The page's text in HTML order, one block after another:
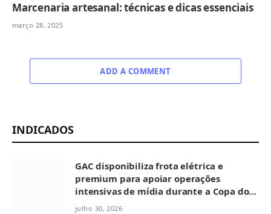
Marcenaria artesanal: técnicas e dicas essenciais
março 28, 2025
ADD A COMMENT
INDICADOS
GAC disponibiliza frota elétrica e
premium para apoiar operações
intensivas de mídia durante a Copa do
Mundo no México
julho 30, 2026